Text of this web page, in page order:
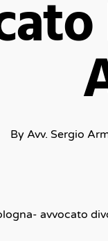
By Avv. Sergio
avvocato